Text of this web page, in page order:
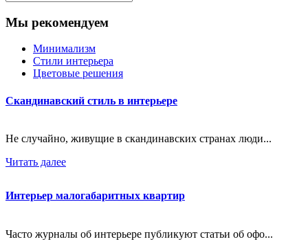
Мы рекомендуем
Минимализм
Стили интерьера
Цветовые решения
Скандинавский стиль в интерьере
Не случайно, живущие в скандинавских странах люди...
Читать далее
Интерьер малогабаритных квартир
Часто журналы об интерьере публикуют статьи об офо...